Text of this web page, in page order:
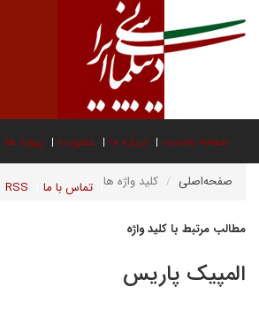
صفحه نخست درباره ما عضویت پیوند ها
تماس با ما RSS صفحه‌اصلی کلید واژه ها
مطالب مرتبط با کلید واژه
المپیک پاریس